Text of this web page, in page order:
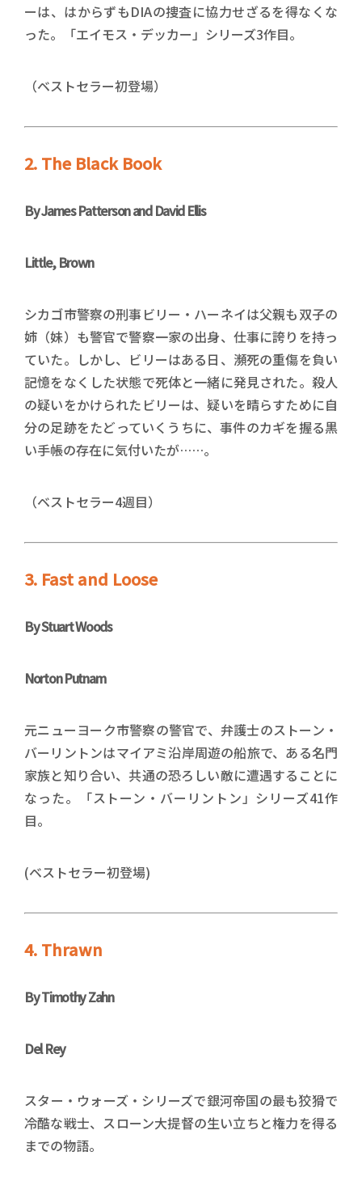
ーは、はからずもDIAの捜査に協力せざるを得なくな
った。「エイモス・デッカー」シリーズ3作目。
（ベストセラー初登場）
2. The Black Book
By James Patterson and David Ellis
Little, Brown
シカゴ市警察の刑事ビリー・ハーネイは父親も双子の
姉（妹）も警官で警察一家の出身、仕事に誇りを持っ
ていた。しかし、ビリーはある日、瀕死の重傷を負い
記憶をなくした状態で死体と一緒に発見された。殺人
の疑いをかけられたビリーは、疑いを晴らすために自
分の足跡をたどっていくうちに、事件のカギを握る黒
い手帳の存在に気付いたが……。
（ベストセラー4週目）
3. Fast and Loose
By Stuart Woods
Norton Putnam
元ニューヨーク市警察の警官で、弁護士のストーン・
バーリントンはマイアミ沿岸周遊の船旅で、ある名門
家族と知り合い、共通の恐ろしい敵に遭遇することに
なった。「ストーン・バーリントン」シリーズ41作
目。
(ベストセラー初登場)
4. Thrawn
ByTimothy Zahn
Del Rey
スター・ウォーズ・シリーズで銀河帝国の最も狡猾で
冷酷な戦士、スローン大提督の生い立ちと権力を得る
までの物語。